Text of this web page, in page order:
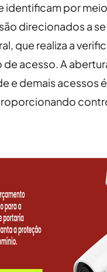
identificam por
direcionados a
que realiza a
de acesso. A
e demais acessos